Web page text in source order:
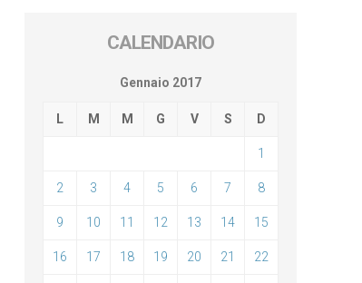
CALENDARIO
Gennaio 2017
L M M G V S D
1
2 3 4 5 6 7 8
9 10 11 12 13 14 15
16 17 18 19 20 21 22